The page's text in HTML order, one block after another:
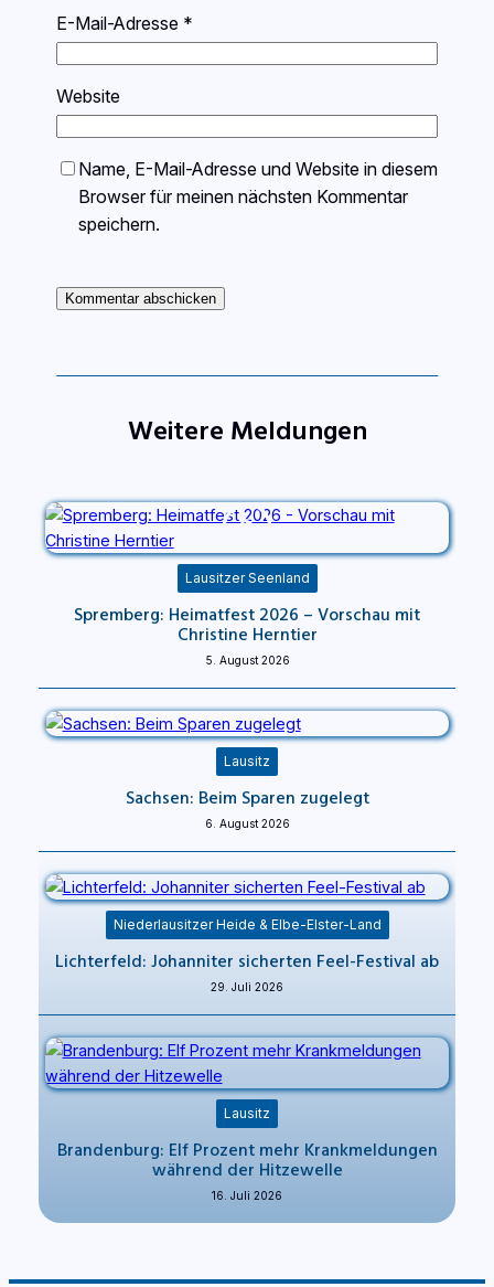
E-Mail-Adresse *
Website
Name, E-Mail-Adresse und Website in diesem
Browser für meinen nächsten Kommentar
speichern.
Weitere Meldungen
Lausitzer Seenland
Spremberg: Heimatfest 2026 – Vorschau mit
Christine Herntier
5. August 2026
Lausitz
Sachsen: Beim Sparen zugelegt
6. August 2026
Niederlausitzer Heide & Elbe-Elster-Land
Lichterfeld: Johanniter sicherten Feel-Festival ab
29. Juli 2026
Lausitz
Brandenburg: Elf Prozent mehr Krankmeldungen
während der Hitzewelle
16. Juli 2026